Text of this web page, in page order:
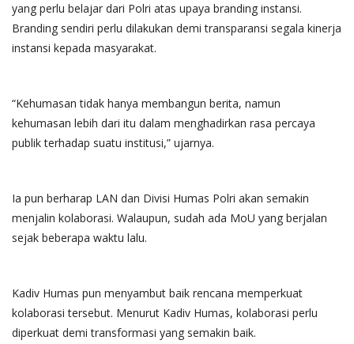
yang perlu belajar dari Polri atas upaya branding instansi.
Branding sendiri perlu dilakukan demi transparansi segala kinerja
instansi kepada masyarakat.
“Kehumasan tidak hanya membangun berita, namun
kehumasan lebih dari itu dalam menghadirkan rasa percaya
publik terhadap suatu institusi,” ujarnya.
Ia pun berharap LAN dan Divisi Humas Polri akan semakin
menjalin kolaborasi. Walaupun, sudah ada MoU yang berjalan
sejak beberapa waktu lalu.
Kadiv Humas pun menyambut baik rencana memperkuat
kolaborasi tersebut. Menurut Kadiv Humas, kolaborasi perlu
diperkuat demi transformasi yang semakin baik.